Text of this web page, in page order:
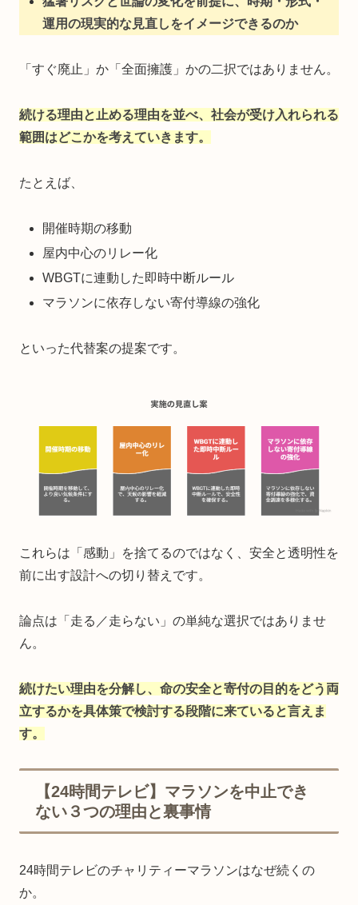
運用の現実的な見直しをイメージできるのか
「すぐ廃止」か「全面擁護」かの二択ではありません。
続ける理由と止める理由を並べ、社会が受け入れられる
範囲はどこかを考えていきます。
たとえば、
開催時期の移動
屋内中心のリレー化
WBGTに連動した即時中断ルール
マラソンに依存しない寄付導線の強化
といった代替案の提案です。
これらは「感動」を捨てるのではなく、安全と透明性を
前に出す設計への切り替えです。
論点は「走る／走らない」の単純な選択ではありませ
ん。
続けたい理由を分解し、命の安全と寄付の目的をどう両
立するかを具体策で検討する段階に来ていると言えま
す。
【24時間テレビ】マラソンを中止でき
ない３つの理由と裏事情
24時間テレビのチャリティーマラソンはなぜ続くの
か。